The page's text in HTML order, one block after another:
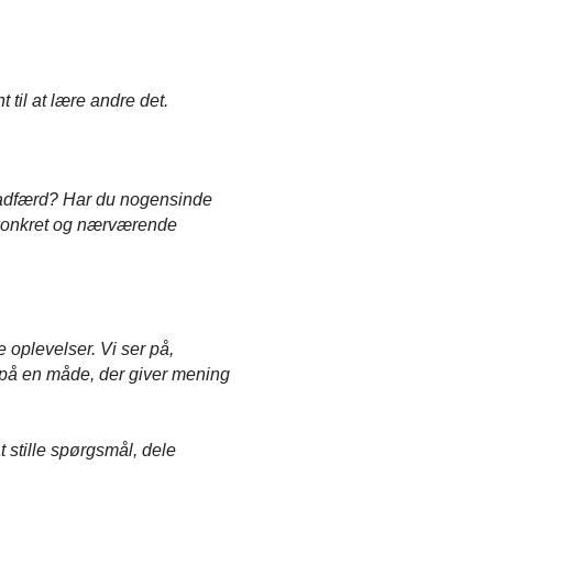
til at lære andre det.
Har du nogensinde
og nærværende
oplevelser. Vi ser på,
en måde, der giver mening
stille spørgsmål, dele